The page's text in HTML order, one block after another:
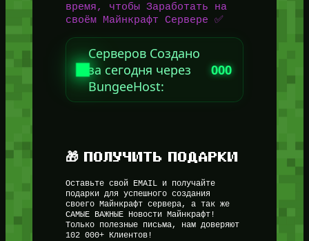
время, чтобы Заработать на
своём Майнкрафт Сервере ✅
Серверов Создано
за сегодня через
BungeeHost:
000
🎁 ПОЛУЧИТЬ ПОДАРКИ
Оставьте свой EMAIL и получайте
подарки для успешного создания
своего Майнкрафт сервера, а так же
САМЫЕ ВАЖНЫЕ Новости Майнкрафт!
Только полезные письма, нам доверяют
102 000+ Клиентов!